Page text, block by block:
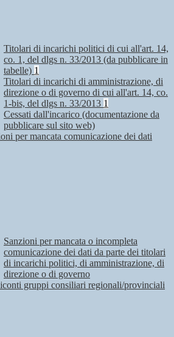
Titolari di incarichi politici di cui all'art. 14,
co. 1, del dlgs n. 33/2013 (da pubblicare in
tabelle) 1
Titolari di incarichi di amministrazione, di
direzione o di governo di cui all'art. 14, co.
1-bis, del dlgs n. 33/2013 1
Cessati dall'incarico (documentazione da
pubblicare sul sito web)
per mancata comunicazione dei dati
Sanzioni per mancata o incompleta
comunicazione dei dati da parte dei titolari
di incarichi politici, di amministrazione, di
direzione o di governo
gruppi consiliari regionali/provinciali